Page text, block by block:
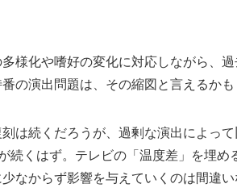
様化や嗜好の変化に対応しながら、
の演出問題は、その縮図と言えるかも
は続くだろうが、過剰な演出によっ
続くはず。テレビの「温度差」を埋め
なからず影響を与えていくのは間違い